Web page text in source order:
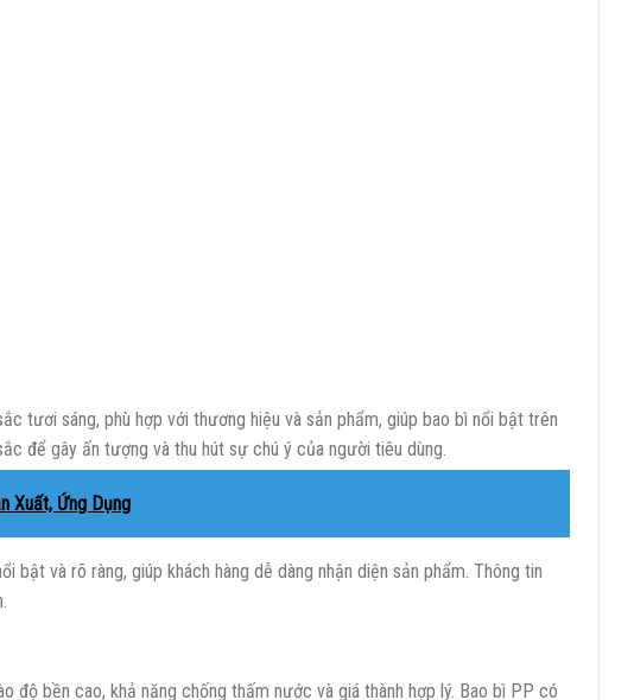
tươi sáng, phù hợp với thương hiệu và sản phẩm, giúp bao bì nổi bật trên
để gây ấn tượng và thu hút sự chú ý của người tiêu dùng.
Xuất, Ứng Dụng
và rõ ràng, giúp khách hàng dễ dàng nhận diện sản phẩm. Thông tin
độ bền cao, khả năng chống thấm nước và giá thành hợp lý. Bao bì PP có